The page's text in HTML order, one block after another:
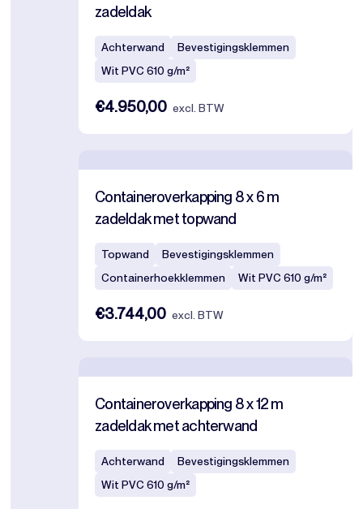
zadeldak
Achterwand
Bevestigingsklemmen
Wit PVC 610 g/m²
€4.950,00 excl. BTW
Containeroverkapping 8 x 6 m
zadeldak met topwand
Topwand
Bevestigingsklemmen
Containerhoekklemmen
Wit PVC 610 g/m²
€3.744,00 excl. BTW
Containeroverkapping 8 x 12 m
zadeldak met achterwand
Achterwand
Bevestigingsklemmen
Wit PVC 610 g/m²